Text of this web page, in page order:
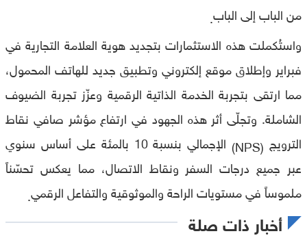
من الباب إلى الباب.
واستُكملت هذه الاستثمارات بتجديد هوية العلامة التجارية في
فبراير وإطلاق موقع إلكتروني وتطبيق جديد للهاتف المحمول،
مما ارتقى بتجربة الخدمة الذاتية الرقمية وعزّز تجربة الضيوف
الشاملة. وتجلّى أثر هذه الجهود في ارتفاع مؤشر صافي نقاط
الترويج (NPS)
الإجمالي بنسبة 10 بالمئة على أساس سنوي
عبر جميع درجات السفر ونقاط الاتصال، مما يعكس تحسّناً
ملموساً في مستويات الراحة والموثوقية والتفاعل الرقمي.
أخبار ذات صلة